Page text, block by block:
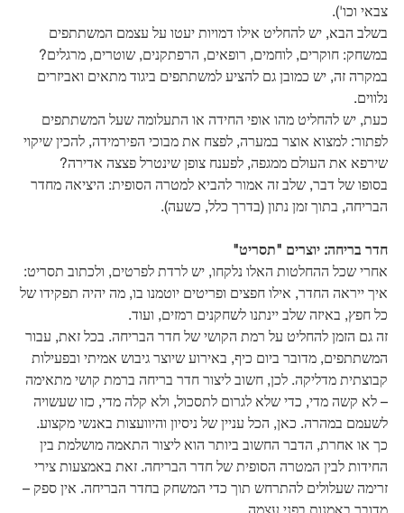
צבאי וכו').
בשלב הבא, יש להחליט אילו דמויות יעטו על עצמם המשתתפים
במשחק: חוקרים, לוחמים, רופאים, הרפתקנים, שוטרים, מרגלים?
במקרה זה, יש כמובן גם להציע למשתתפים ביגוד מתאים ואביזרים
נלווים.
כעת, יש להחליט מהו אופי החידה או התעלומה שעל המשתתפים
לפתור: למצוא אוצר במערה, לפצח את מבוכי הפירמידה, להכין שיקוי
שירפא את העולם ממגפה, לפענח צופן שינטרל פצצה אדירה?
בסופו של דבר, שלב זה אמור להביא למטרה הסופית: היציאה מחדר
הבריחה, בתוך זמן נתון (בדרך כלל, כשעה).
חדר בריחה: יוצרים "תסריט"
אחרי שכל ההחלטות האלו נלקחו, יש לרדת לפרטים, ולכתוב תסריט:
איך ייראה החדר, אילו חפצים ופריטים יוטמנו בו, מה יהיה תפקידו של
כל חפץ, באיזה שלב יינתנו לשחקנים רמזים, ועוד.
זה גם הזמן להחליט על רמת הקושי של חדר הבריחה. בכל זאת, עבור
המשתתפים, מדובר ביום כיף, באירוע שיוצר גיבוש אמיתי ובפעילות
קבוצתית מדליקה. לכן, חשוב ליצור חדר בריחה ברמת קושי מתאימה
– לא קשה מדי, כדי שלא לגרום לתסכול, ולא קלה מדי, כזו שעשויה
לשעמם במהרה. כאן, הכל עניין של ניסיון והיוועצות באנשי מקצוע.
כך או אחרת, הדבר החשוב ביותר הוא ליצור התאמה מושלמת בין
החידות לבין המטרה הסופית של חדר הבריחה. זאת באמצעות צירי
זרימה שעלולים להתרחש תוך כדי המשחק בחדר הבריחה. אין ספק –